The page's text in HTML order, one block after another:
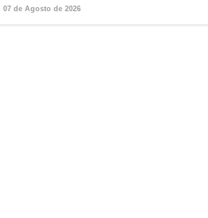
07 de Agosto de 2026